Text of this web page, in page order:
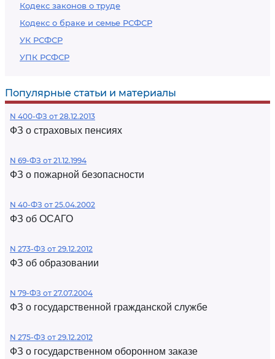
Кодекс законов о труде
Кодекс о браке и семье РСФСР
УК РСФСР
УПК РСФСР
Популярные статьи и материалы
N 400-ФЗ от 28.12.2013
ФЗ о страховых пенсиях
N 69-ФЗ от 21.12.1994
ФЗ о пожарной безопасности
N 40-ФЗ от 25.04.2002
ФЗ об ОСАГО
N 273-ФЗ от 29.12.2012
ФЗ об образовании
N 79-ФЗ от 27.07.2004
ФЗ о государственной гражданской службе
N 275-ФЗ от 29.12.2012
ФЗ о государственном оборонном заказе